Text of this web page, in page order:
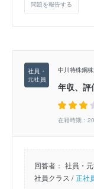
問題を報告する
中川特殊鋼
年収、評
在籍時期：
回答者： 社員・
社員クラス / 正社